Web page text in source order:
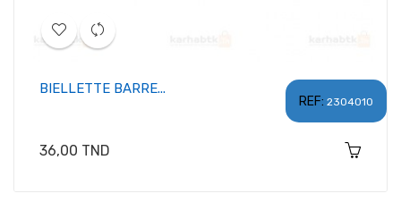
REF: 2304010
BIELLETTE BARRE...
Prix
36,00 TND